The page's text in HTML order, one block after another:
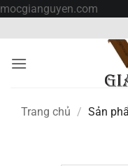
mocgianguyen.com
nội
dung
Trang chủ / Sản